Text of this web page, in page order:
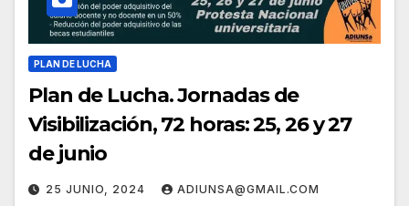
PLAN DE LUCHA
Plan de Lucha. Jornadas de
Visibilización, 72 horas: 25, 26 y 27
de junio
25 JUNIO, 2024 ADIUNSA@GMAIL.COM